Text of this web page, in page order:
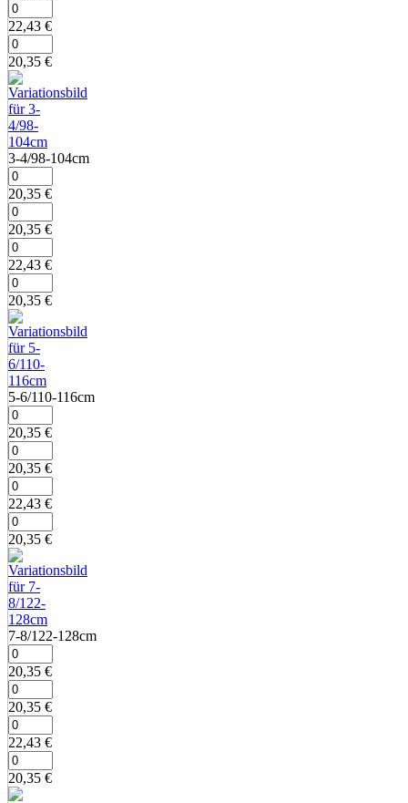
22,43 €
20,35 €
3‑4/98‑104cm
20,35 €
20,35 €
22,43 €
20,35 €
5‑6/110‑116cm
20,35 €
20,35 €
22,43 €
20,35 €
7‑8/122‑128cm
20,35 €
20,35 €
22,43 €
20,35 €